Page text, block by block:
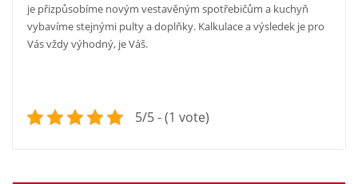
je přizpůsobíme novým vestavěným spotřebičům a kuchyň
vybavíme stejnými pulty a doplňky. Kalkulace a výsledek je pro
Vás vždy výhodný, je Váš.
5/5 - (1 vote)